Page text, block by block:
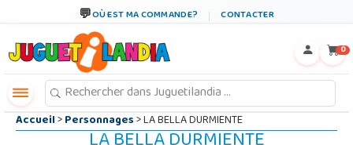
OÙ EST MA COMMANDE? CONTACTER
0
Accueil>Personnages> LA BELLA DURMIENTE